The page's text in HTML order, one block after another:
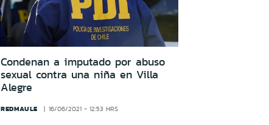
Condenan a imputado por abuso
sexual contra una niña en Villa
Alegre
REDMAULE 16/06/2021 - 12:53 HRS